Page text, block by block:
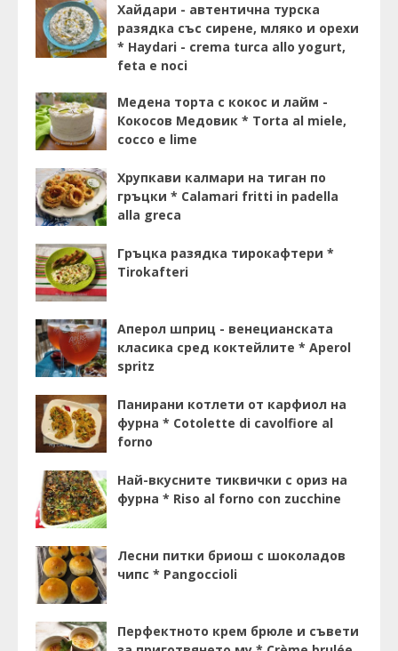
Хайдари - автентична турска
разядка със сирене, мляко и орехи
* Haydari - crema turca allo yogurt,
feta e noci
Медена торта с кокос и лайм -
Кокосов Медовик * Torta al miele,
cocco e lime
Хрупкави калмари на тиган по
гръцки * Calamari fritti in padella
alla greca
Гръцка разядка тирокафтери *
Tirokafteri
Аперол шприц - венецианската
класика сред коктейлите * Aperol
spritz
Панирани котлети от карфиол на
фурна * Cotolette di cavolfiore al
forno
Най-вкусните тиквички с ориз на
фурна * Riso al forno con zucchine
Лесни питки бриош с шоколадов
чипс * Pangoccioli
Перфектното крем брюле и съвети